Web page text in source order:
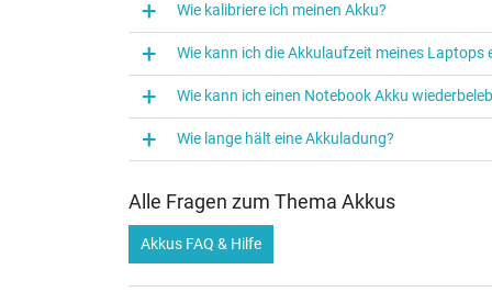
Wie kalibriere ich meinen Akku?
Wie kann ich die Akkulaufzeit meines Laptops
Wie kann ich einen Notebook Akku
Wie lange hält eine Akkuladung?
Alle Fragen zum Thema Akkus
Akkus FAQ & Hilfe